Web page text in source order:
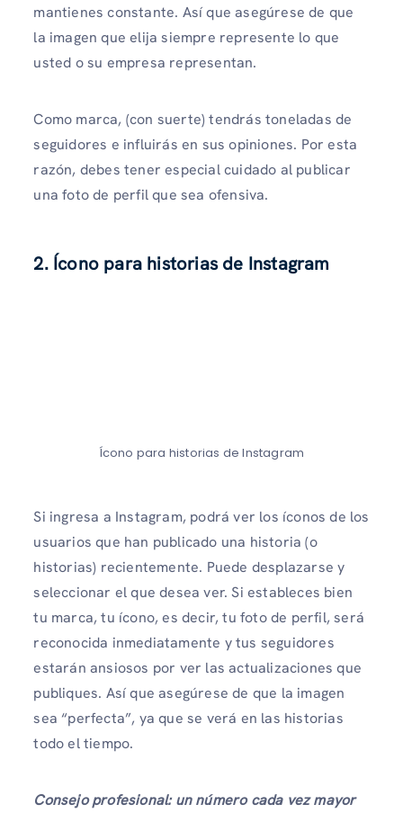
mantienes constante. Así que asegúrese de que
la imagen que elija siempre represente lo que
usted o su empresa representan.
Como marca, (con suerte) tendrás toneladas de
seguidores e influirás en sus opiniones. Por esta
razón, debes tener especial cuidado al publicar
una foto de perfil que sea ofensiva.
2. Ícono para historias de Instagram
Ícono para historias de Instagram
Si ingresa a Instagram, podrá ver los íconos de los
usuarios que han publicado una historia (o
historias) recientemente. Puede desplazarse y
seleccionar el que desea ver. Si estableces bien
tu marca, tu ícono, es decir, tu foto de perfil, será
reconocida inmediatamente y tus seguidores
estarán ansiosos por ver las actualizaciones que
publiques. Así que asegúrese de que la imagen
sea “perfecta”, ya que se verá en las historias
todo el tiempo.
Consejo profesional: un número cada vez mayor